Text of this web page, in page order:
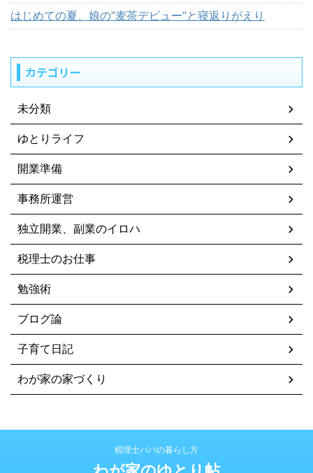
はじめての夏、娘の“麦茶デビュー”と寝返りがえり
カテゴリー
未分類
ゆとりライフ
開業準備
事務所運営
独立開業、副業のイロハ
税理士のお仕事
勉強術
ブログ論
子育て日記
わが家の家づくり
税理士パパの暮らし方